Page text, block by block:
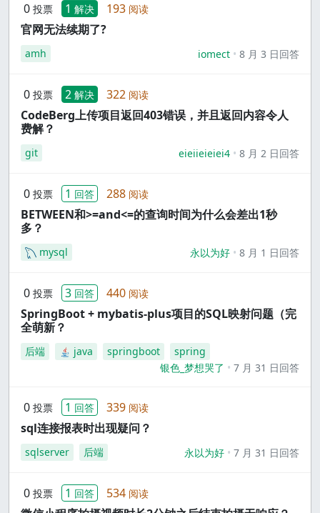
0 投票 1 解决 193 阅读
官网无法续期了?
amh iomect 8 月 3 日回答
0 投票 2 解决 322 阅读
CodeBerg上传项目返回403错误，并且返回内容令人
费解？
git eieiieieiei4 8 月 2 日回答
0 投票 1 回答 288 阅读
BETWEEN和>=and<=的查询时间为什么会差出1秒
多？
mysql 永以为好 8 月 1 日回答
0 投票 3 回答 440 阅读
SpringBoot + mybatis-plus项目的SQL映射问题（完
全萌新？
后端 java springboot
spring
银色_梦想哭了
7 月 31 日回答
0 投票 1 回答 339 阅读
sql连接报表时出现疑问？
sqlserver 后端 永以为好 7 月 31 日回答
0 投票 1 回答 534 阅读